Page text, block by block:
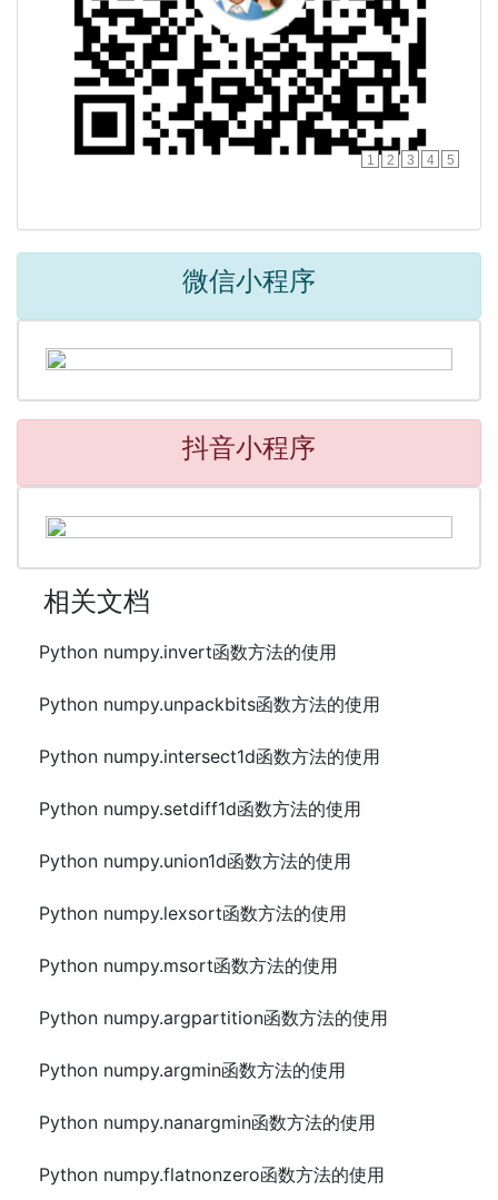
1 2 3 4 5
微信小程序
抖音小程序
相关文档
Python numpy.invert函数方法的使用
Python numpy.unpackbits函数方法的使用
Python numpy.intersect1d函数方法的使用
Python numpy.setdiff1d函数方法的使用
Python numpy.union1d函数方法的使用
Python numpy.lexsort函数方法的使用
Python numpy.msort函数方法的使用
Python numpy.argpartition函数方法的使用
Python numpy.argmin函数方法的使用
Python numpy.nanargmin函数方法的使用
Python numpy.flatnonzero函数方法的使用